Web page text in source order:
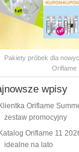
Pakiety próbek dla
Oriflame
wpisy
Oriflame
zestaw promocyjny
Oriflame 11
idealne na lato